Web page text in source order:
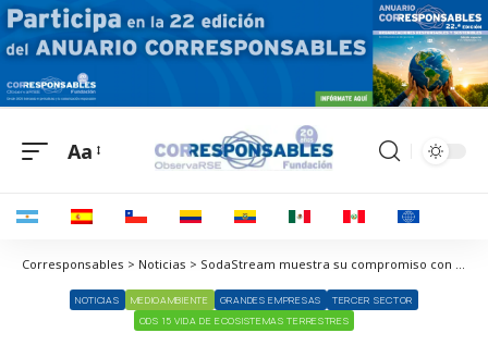
Aa
Corresponsables > Noticias > SodaStream muestra su compromiso con el medioambiente creando un bosque de 200 árboles
NOTICIAS MEDIOAMBIENTE GRANDES EMPRESAS
TERCER SECTOR
ODS 15 VIDA DE ECOSISTEMAS TERRESTRES